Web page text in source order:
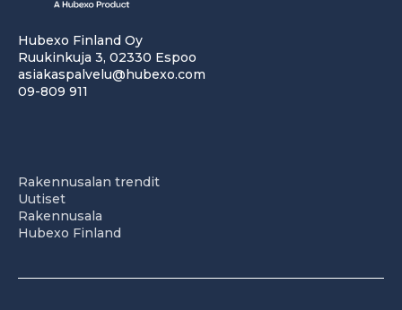
Hubexo Finland Oy
Ruukinkuja 3, 02330 Espoo
asiakaspalvelu@hubexo.com
09-809 911
Rakennusalan trendit
Uutiset
Rakennusala
Hubexo Finland